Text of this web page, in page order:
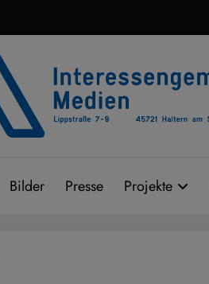
Bilder Presse Projekte